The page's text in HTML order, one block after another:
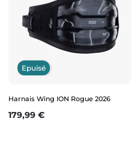
Epuisé
Harnais Wing ION Rogue 2026
Prix
179,99 €